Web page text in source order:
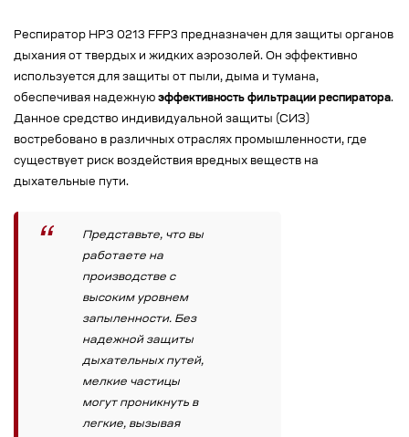
Респиратор НРЗ 0213 FFP3 предназначен для защиты органов
дыхания от твердых и жидких аэрозолей. Он эффективно
используется для защиты от пыли, дыма и тумана,
обеспечивая надежную эффективность фильтрации респиратора.
Данное средство индивидуальной защиты (СИЗ)
востребовано в различных отраслях промышленности, где
существует риск воздействия вредных веществ на
дыхательные пути.
Представьте, что вы
работаете на
производстве с
высоким уровнем
запыленности. Без
надежной защиты
дыхательных путей,
мелкие частицы
могут проникнуть в
легкие, вызывая